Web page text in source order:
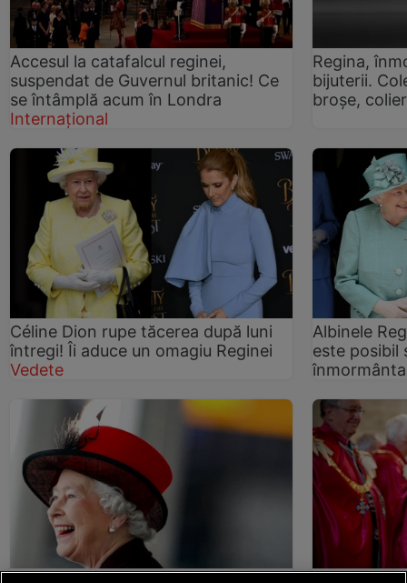
Accesul la catafalcul reginei,
suspendat de Guvernul britanic! Ce
se întâmplă acum în Londra
Internațional
Regina,
bijuterii.
broșe,
Céline Dion rupe tăcerea după luni
întregi! Îi aduce un omagiu Reginei
Vedete
Albinele
este posibil